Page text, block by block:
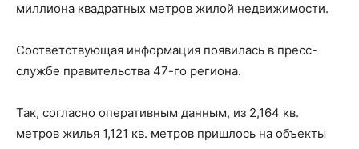
миллиона квадратных метров жилой недвижимости.
Соответствующая информация появилась в пресс-
службе правительства 47-го региона.
Так, согласно оперативным данным, из 2,164 кв.
метров жилья 1,121 кв. метров пришлось на объекты